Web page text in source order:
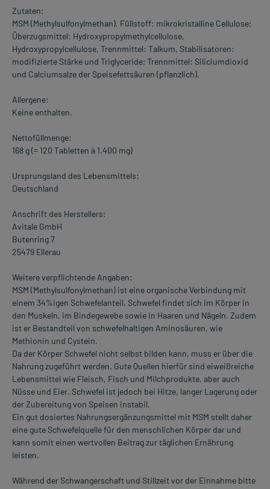
Zutaten:
MSM (Methylsulfonylmethan), Füllstoff: mikrokristalline Cellulose;
Überzugsmittel: Hydroxypropylmethylcellulose,
Hydroxypropylcellulose, Trennmittel: Talkum, Stabilisatoren:
modifizierte Stärke und Triglyceride; Trennmittel: Siliciumdioxid
und Calciumsalze der Speisefettsäuren (pflanzlich).
Allergene:
Keine enthalten.
Nettofüllmenge:
168 g (= 120 Tabletten à 1.400 mg)
Ursprungsland des Lebensmittels:
Deutschland
Anschrift des Herstellers:
Avitale GmbH
Butenring 7
25479 Ellerau
Weitere verpflichtende Angaben:
MSM (Methylsulfonylmethan) ist eine organische Verbindung mit
einem 34%igen Schwefelanteil. Schwefel findet sich im Körper in
den Muskeln, im Bindegewebe sowie in Haaren und Nägeln. Zudem
ist er Bestandteil von schwefelhaltigen Aminosäuren, wie
Methionin und Cystein.
Da der Körper Schwefel nicht selbst bilden kann, muss er über die
Nahrung zugeführt werden. Gute Quellen hierfür sind eiweißreiche
Lebensmittel wie Fleisch, Fisch und Milchprodukte, aber auch
Nüsse und Eier. Schwefel ist jedoch bei Hitze, langer Lagerung oder
der Zubereitung von Speisen instabil.
Ein gut dosiertes Nahrungsergänzungsmittel mit MSM stellt daher
eine gute Schwefelquelle für den menschlichen Körper dar und
kann somit einen wertvollen Beitrag zur täglichen Ernährung
leisten.
Während der Schwangerschaft und Stillzeit vor der Einnahme bitte